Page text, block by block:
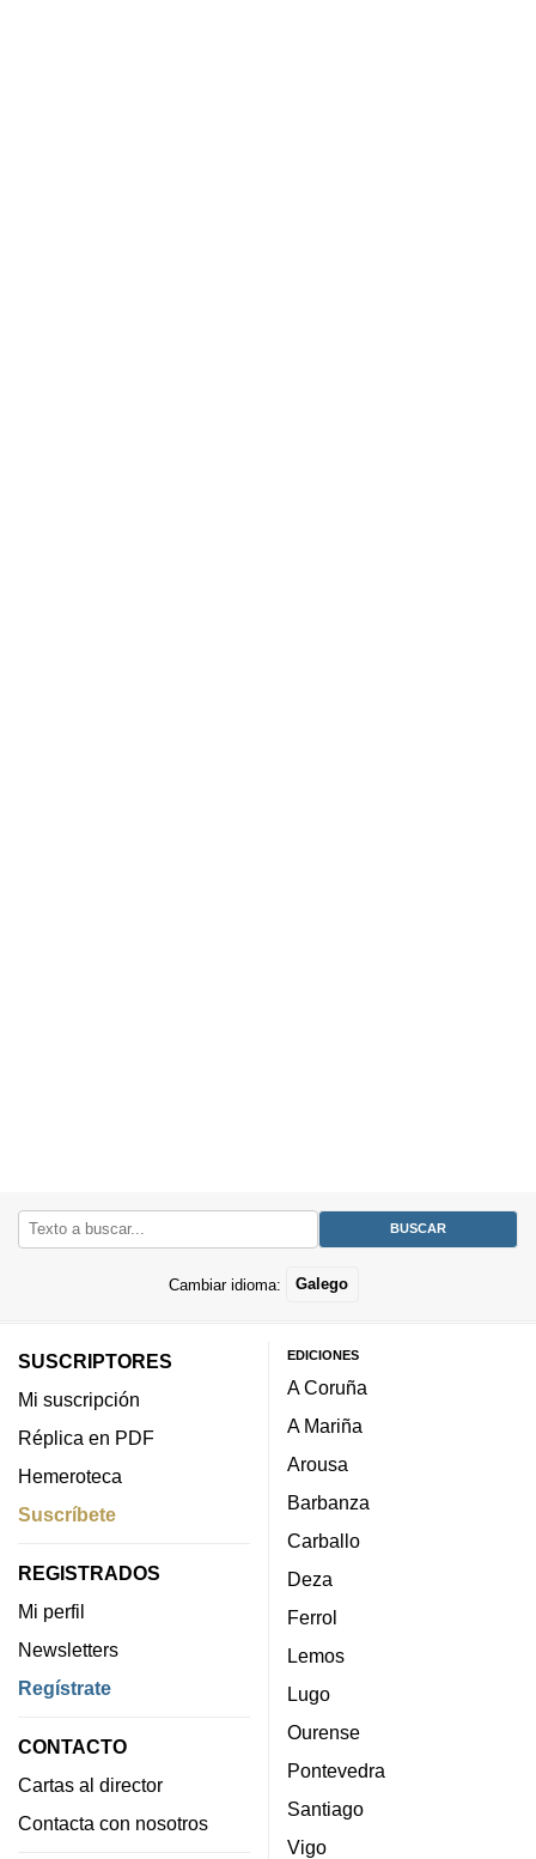
Cambiar idioma: Galego
SUSCRIPTORES
Mi suscripción
Réplica en PDF
Hemeroteca
Suscríbete
REGISTRADOS
Mi perfil
Newsletters
Regístrate
CONTACTO
Cartas al director
Contacta con nosotros
EDICIONES
A Coruña
A Mariña
Arousa
Barbanza
Carballo
Deza
Ferrol
Lemos
Lugo
Ourense
Pontevedra
Santiago
Vigo